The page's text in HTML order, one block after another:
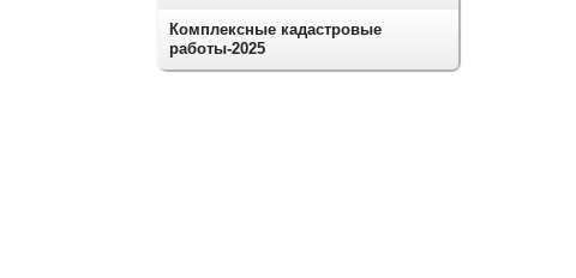
Комплексные кадастровые
работы-2025